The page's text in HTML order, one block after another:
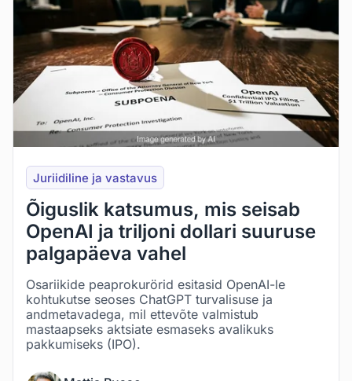
Juriidiline ja vastavus
Õiguslik katsumus, mis seisab
OpenAI ja triljoni dollari suuruse
palgapäeva vahel
Osariikide peaprokurörid esitasid OpenAI-le
kohtukutse seoses ChatGPT turvalisuse ja
andmetavadega, mil ettevõte valmistub
mastaapseks aktsiate esmaseks avalikuks
pakkumiseks (IPO).